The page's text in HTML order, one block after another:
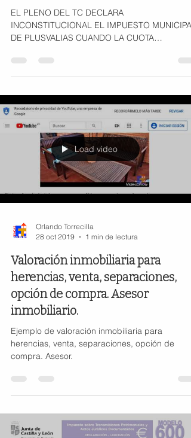
EL PLENO DEL TC DECLARA
INCONSTITUCIONAL EL IMPUESTO MUNICIPAL
DE PLUSVALIAS CUANDO LA CUOTA
INCREMENTO REAL
Load video
Orlando Torrecilla
28 oct 2019
1 min de lectura
Valoración inmobiliaria para
herencias, venta, separaciones,
opción de compra. Asesor
inmobiliario.
Ejemplo de valoración inmobiliaria para
herencias, venta, separaciones, opción de
compra. Asesor.